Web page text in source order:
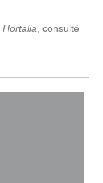
Hortalia , consulté